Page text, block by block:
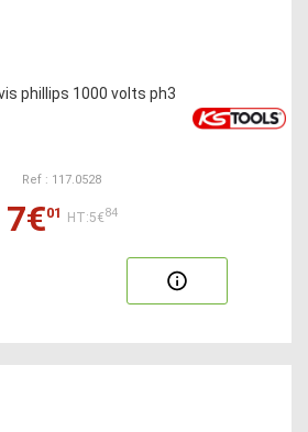
phillips 1000 volts ph3
Ref : 117.0528
7€01 HT:5€84